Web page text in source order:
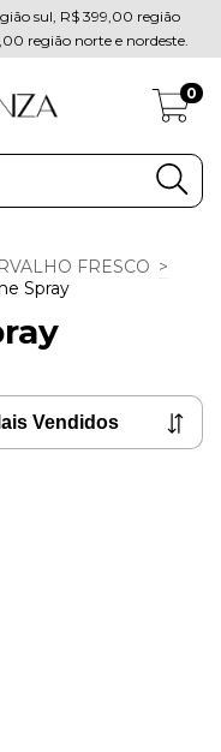
sul, R$ 399,00 região
região norte e nordeste.
0
FRESCO >
Spray